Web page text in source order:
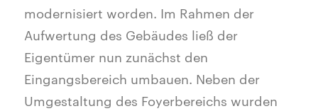
modernisiert worden. Im Rahmen der
Aufwertung des Gebäudes ließ der
Eigentümer nun zunächst den
Eingangsbereich umbauen. Neben der
Umgestaltung des Foyerbereichs wurden